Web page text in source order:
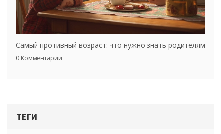
Самый противный возраст: что нужно знать родителям
0 Комментарии
ТЕГИ